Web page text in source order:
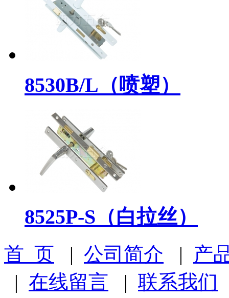
8530B/L（喷塑）
8525P-S（白拉丝）
首 页 | 公司简介 | 产
| 在线留言 | 联系我们